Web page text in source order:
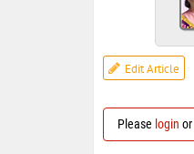
Edit Article
Please login or